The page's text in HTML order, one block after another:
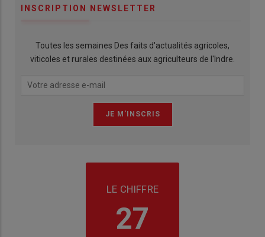
INSCRIPTION NEWSLETTER
Toutes les semaines Des faits d'actualités agricoles,
viticoles et rurales destinées aux agriculteurs de l'Indre.
LE CHIFFRE
27